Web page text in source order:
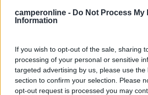
camperonline - Do Not Process My
Information
If you wish to opt-out of the sale, sharing
processing of your personal or sensitive
targeted advertising by us, please use the
section to confirm your selection. Please
opt-out request is processed you may
Area di sosta (AA)